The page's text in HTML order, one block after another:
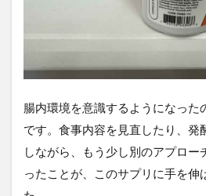
腸内環境を意識するようになった
です。食事内容を見直したり、発
しながら、もう少し別のアプロー
ったことが、このサプリに手を伸